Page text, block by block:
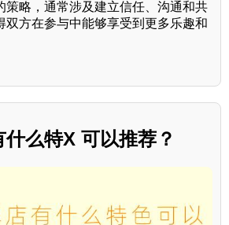
策略，通常涉及建立信任、沟通和共
双方在参与中能够享受到更多乐趣和
么特X 可以推荐？